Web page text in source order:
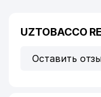
UZTOBACCO
Оставить